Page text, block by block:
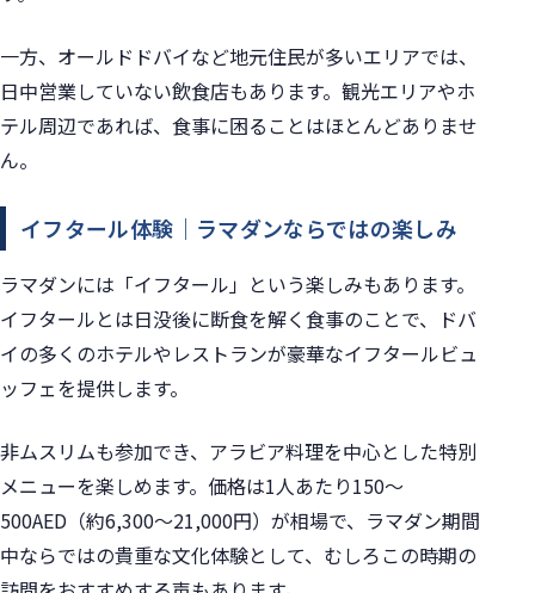
一方、オールドドバイなど地元住民が多いエリアでは、
日中営業していない飲食店もあります。観光エリアやホ
テル周辺であれば、食事に困ることはほとんどありませ
ん。
イフタール体験｜ラマダンならではの楽しみ
ラマダンには「イフタール」という楽しみもあります。
イフタールとは日没後に断食を解く食事のことで、ドバ
イの多くのホテルやレストランが豪華なイフタールビュ
ッフェを提供します。
非ムスリムも参加でき、アラビア料理を中心とした特別
メニューを楽しめます。価格は1人あたり150〜
500AED（約6,300〜21,000円）が相場で、ラマダン期間
中ならではの貴重な文化体験として、むしろこの時期の